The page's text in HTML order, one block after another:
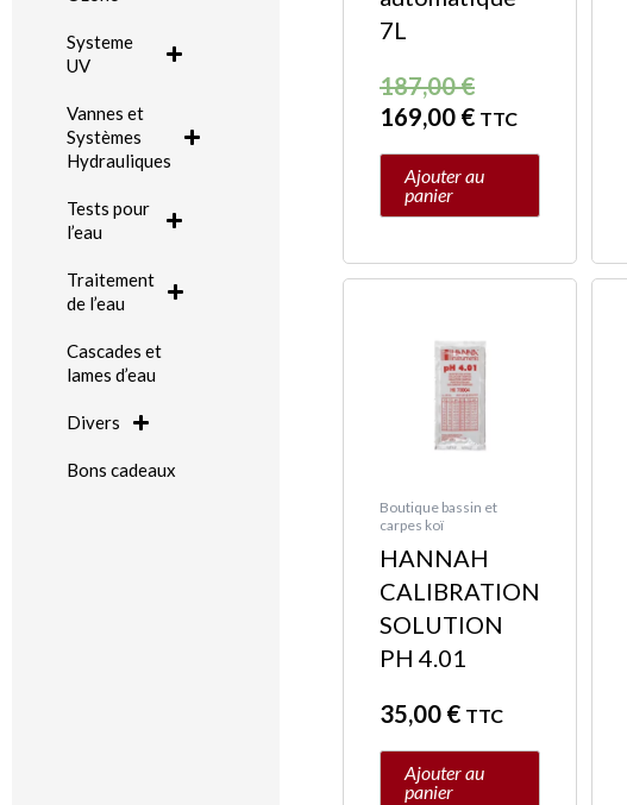
Systeme
UV
Vannes et
Systèmes
Hydrauliques
Tests pour
l’eau
Traitement
de l’eau
Cascades et
lames d’eau
Divers
Bons cadeaux
7L
187,00€
169,00 € TTC
Ajouter au
panier
Boutique bassin et
carpes koï
HANNAH
CALIBRATION
SOLUTION
PH 4.01
35,00 € TTC
Ajouter au
panier